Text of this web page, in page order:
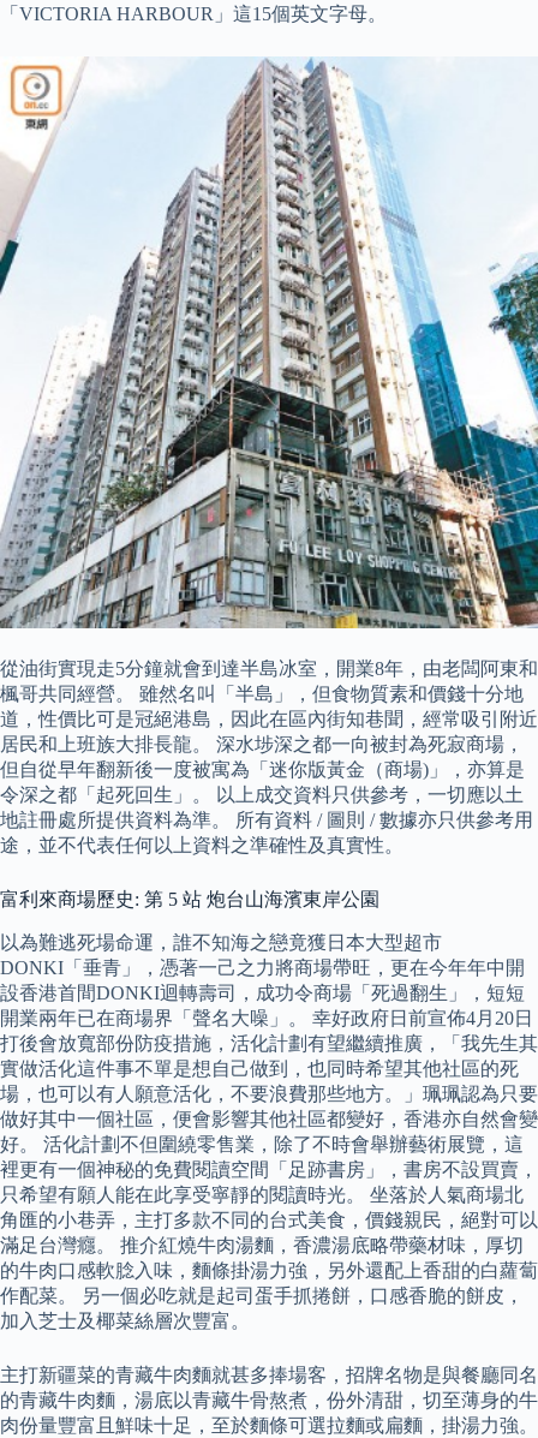
「VICTORIA HARBOUR」這15個英文字母。
從油街實現走5分鐘就會到達半島冰室，開業8年，由老闆阿東和
楓哥共同經營。 雖然名叫「半島」，但食物質素和價錢十分地
道，性價比可是冠絕港島，因此在區內街知巷聞，經常吸引附近
居民和上班族大排長龍。 深水埗深之都一向被封為死寂商場，
但自從早年翻新後一度被寓為「迷你版黃金（商場)」，亦算是
令深之都「起死回生」。 以上成交資料只供參考，一切應以土
地註冊處所提供資料為準。 所有資料 / 圖則 / 數據亦只供參考用
途，並不代表任何以上資料之準確性及真實性。
富利來商場歷史: 第 5 站 炮台山海濱東岸公園
以為難逃死場命運，誰不知海之戀竟獲日本大型超市
DONKI「垂青」，憑著一己之力將商場帶旺，更在今年年中開
設香港首間DONKI迴轉壽司，成功令商場「死過翻生」，短短
開業兩年已在商場界「聲名大噪」。 幸好政府日前宣佈4月20日
打後會放寬部份防疫措施，活化計劃有望繼續推廣，「我先生其
實做活化這件事不單是想自己做到，也同時希望其他社區的死
場，也可以有人願意活化，不要浪費那些地方。」珮珮認為只要
做好其中一個社區，便會影響其他社區都變好，香港亦自然會變
好。 活化計劃不但圍繞零售業，除了不時會舉辦藝術展覽，這
裡更有一個神秘的免費閱讀空間「足跡書房」，書房不設買賣，
只希望有願人能在此享受寧靜的閱讀時光。 坐落於人氣商場北
角匯的小巷弄，主打多款不同的台式美食，價錢親民，絕對可以
滿足台灣癮。 推介紅燒牛肉湯麵，香濃湯底略帶藥材味，厚切
的牛肉口感軟腍入味，麵條掛湯力強，另外還配上香甜的白蘿蔔
作配菜。 另一個必吃就是起司蛋手抓捲餅，口感香脆的餅皮，
加入芝士及椰菜絲層次豐富。
主打新疆菜的青藏牛肉麵就甚多捧場客，招牌名物是與餐廳同名
的青藏牛肉麵，湯底以青藏牛骨熬煮，份外清甜，切至薄身的牛
肉份量豐富且鮮味十足，至於麵條可選拉麵或扁麵，掛湯力強。